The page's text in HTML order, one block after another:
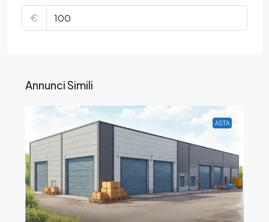
€
Annunci Simili
ASTA